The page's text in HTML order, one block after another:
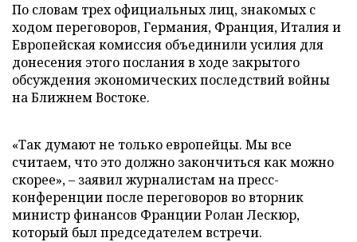
По словам трех официальных лиц, знакомых с
ходом переговоров, Германия, Франция, Италия и
Европейская комиссия объединили усилия для
донесения этого послания в ходе закрытого
обсуждения экономических последствий войны
на Ближнем Востоке.
«Так думают не только европейцы. Мы все
считаем, что это должно закончиться как можно
скорее», – заявил журналистам на пресс-
конференции после переговоров во вторник
министр финансов Франции Ролан Лескюр,
который был председателем встречи.